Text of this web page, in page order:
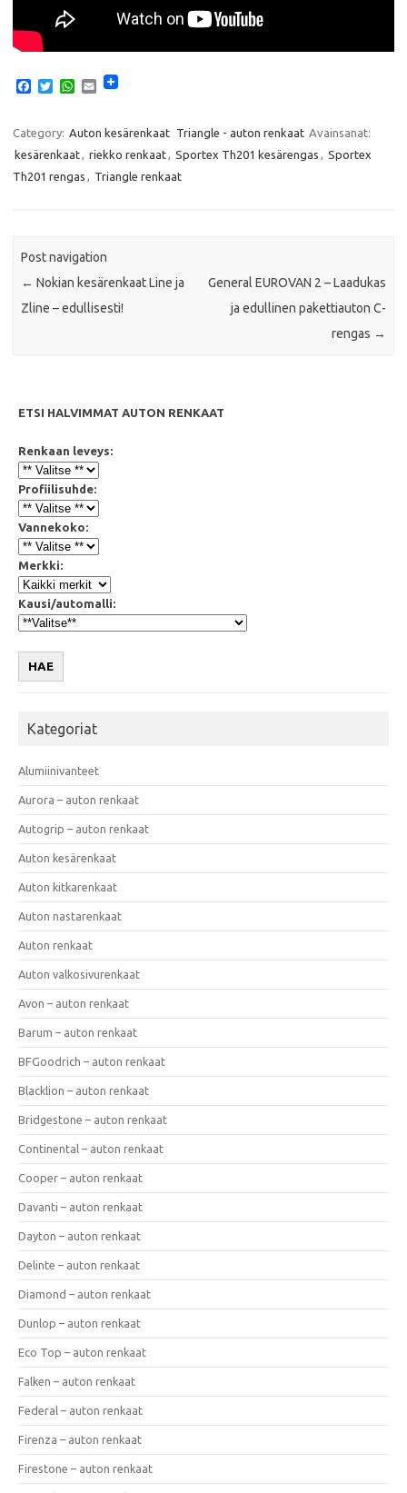
e
b
o
o
T
t
t
e
r
W
t
A
p
E
i
Category: Auton kesärenkaat Triangle - auton renkaat Avainsanat:
kesärenkaat
riekko renkaat Sportex Th201 kesärengas
Sportex
Th201 rengas
Triangle renkaat
Post navigation
← Nokian kesärenkaat Line ja
Zline – edullisesti!
General EUROVAN 2 – Laadukas
ja edullinen pakettiauton C-
rengas →
ETSI HALVIMMAT AUTON RENKAAT
Renkaan leveys:
Profiilisuhde:
Vannekoko:
Merkki:
Kausi/automalli:
HAE
Kategoriat
Alumiinivanteet
Aurora – auton renkaat
Autogrip – auton renkaat
Auton kesärenkaat
Auton kitkarenkaat
Auton nastarenkaat
Auton renkaat
Auton valkosivurenkaat
Avon – auton renkaat
Barum – auton renkaat
BFGoodrich – auton renkaat
Blacklion – auton renkaat
Bridgestone – auton renkaat
Continental – auton renkaat
Cooper – auton renkaat
Davanti – auton renkaat
Dayton – auton renkaat
Delinte – auton renkaat
Diamond – auton renkaat
Dunlop – auton renkaat
Eco Top – auton renkaat
Falken – auton renkaat
Federal – auton renkaat
Firenza – auton renkaat
Firestone – auton renkaat